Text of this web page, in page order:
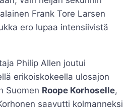
Frank Tore Larsen
ero lupaa intensiivistä
Philip Allen joutui
erikoiskokeella ulosajon
Suomen Roope Korhoselle,
saavutti kolmanneksi